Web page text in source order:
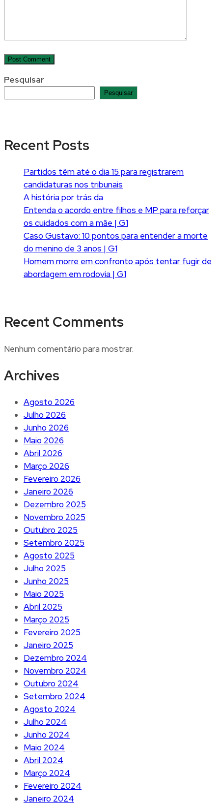
Pesquisar
Pesquisar
Recent Posts
Partidos têm até o dia 15 para registrarem
candidaturas nos tribunais
A história por trás da
Entenda o acordo entre filhos e MP para reforçar
os cuidados com a mãe | G1
Caso Gustavo: 10 pontos para entender a morte
do menino de 3 anos | G1
Homem morre em confronto após tentar fugir de
abordagem em rodovia | G1
Recent Comments
Nenhum comentário para mostrar.
Archives
Agosto 2026
Julho 2026
Junho 2026
Maio 2026
Abril 2026
Março 2026
Fevereiro 2026
Janeiro 2026
Dezembro 2025
Novembro 2025
Outubro 2025
Setembro 2025
Agosto 2025
Julho 2025
Junho 2025
Maio 2025
Abril 2025
Março 2025
Fevereiro 2025
Janeiro 2025
Dezembro 2024
Novembro 2024
Outubro 2024
Setembro 2024
Agosto 2024
Julho 2024
Junho 2024
Maio 2024
Abril 2024
Março 2024
Fevereiro 2024
Janeiro 2024